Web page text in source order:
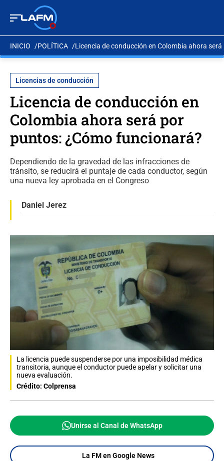
INICIO POLÍTICA Licencia de conducción en Colombia ahora
Licencias de conducción
Licencia de conducción en
Colombia ahora será por
puntos: ¿Cómo funcionará?
Dependiendo de la gravedad de las infracciones de
tránsito, se reducirá el puntaje de cada conductor, según
una nueva ley aprobada en el Congreso
Daniel Jerez
La licencia puede suspenderse por una imposibilidad médica
transitoria, aunque el conductor puede apelar y solicitar una
nueva evaluación.
Crédito: Colprensa
Unirse al Canal de WhatsApp
La FM en Google News